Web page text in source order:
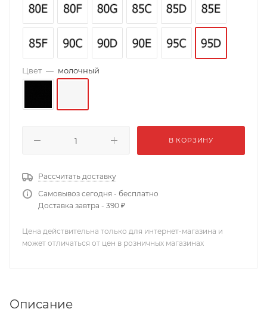
Цвет — молочный
В КОРЗИНУ
Рассчитать доставку
Самовывоз сегодня - бесплатно
Доставка завтра - 390 ₽
Цена действительна только для интернет-магазина и
может отличаться от цен в розничных магазинах
Описание